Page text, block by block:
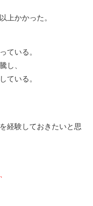
上かかった。
ている。
し、
ている。
経験しておきたいと思